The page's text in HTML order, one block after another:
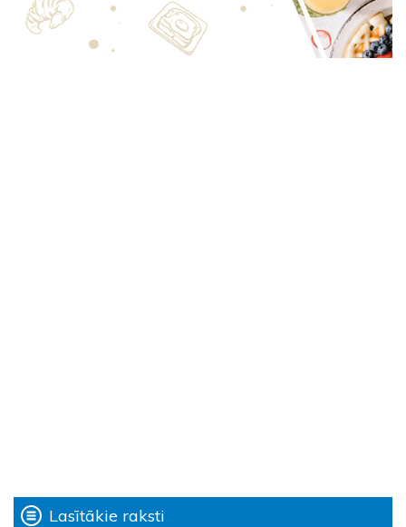
Lasītākie raksti